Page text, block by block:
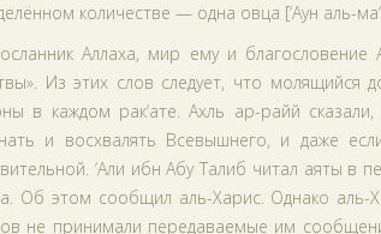
количестве — одна овца [‘Аун аль-
Аллаха, мир ему и благословение
Из этих слов следует, что
в каждом рак‘ате. Ахль ар-райй
и восхвалять Всевышнего, и даже
‘Али ибн Абу Талиб читал аяты в
Об этом сообщил аль-Харис. Однако
не принимали передаваемые им